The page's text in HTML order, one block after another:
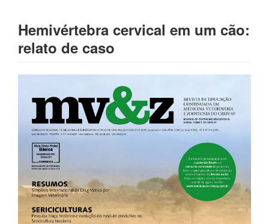
Hemivértebra cervical em um cão:
relato de caso
lateral
de
artigos